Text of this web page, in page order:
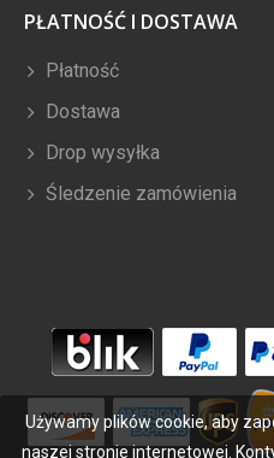
PŁATNOŚĆ I DOSTAWA
Płatność
Dostawa
Drop wysyłka
Śledzenie zamówienia
Używamy plików cookie, aby
naszej stronie internetowej.